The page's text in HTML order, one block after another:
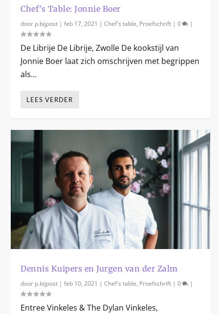
Chef’s Table: Jonnie Boer
door p.bijpost |feb 17, 2021 |Chef's table, Proefschrift |0 |
De Librije De Librije, Zwolle De kookstijl van
Jonnie Boer laat zich omschrijven met begrippen
als...
LEES VERDER
Dennis Kuipers en Jurgen van der Zalm
door p.bijpost |feb 10, 2021 |Chef's table, Proefschrift |0 |
Entree Vinkeles & The Dylan Vinkeles,